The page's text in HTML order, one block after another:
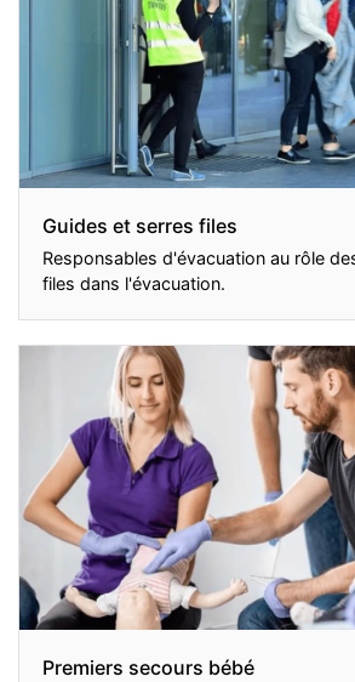
Guides et serres files
Responsables d'évacuation au rôle des guides et serres
files dans l'évacuation.
Premiers secours bébé